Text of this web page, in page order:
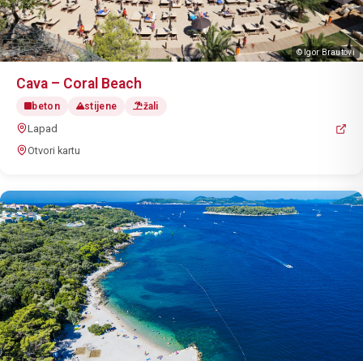
© Igor Brautovi
Cava – Coral Beach
beton stijene žali
Lapad
Otvori kartu